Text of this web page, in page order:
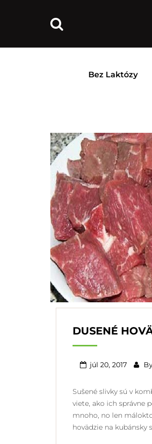
Bez Laktózy
DUSENÉ
júl 20, 2017
Sušené slivky sú v
viete, ako ich správne
mnoho, no len
hovädzie na kubánsky